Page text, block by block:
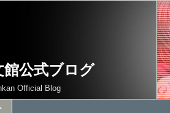
館公式ブログ
Official Blog